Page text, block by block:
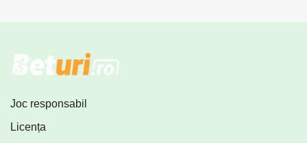
Joc responsabil
Licența